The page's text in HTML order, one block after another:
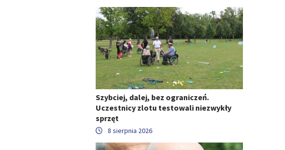
Szybciej, dalej, bez ograniczeń.
Uczestnicy zlotu testowali niezwykły
sprzęt
8 sierpnia 2026